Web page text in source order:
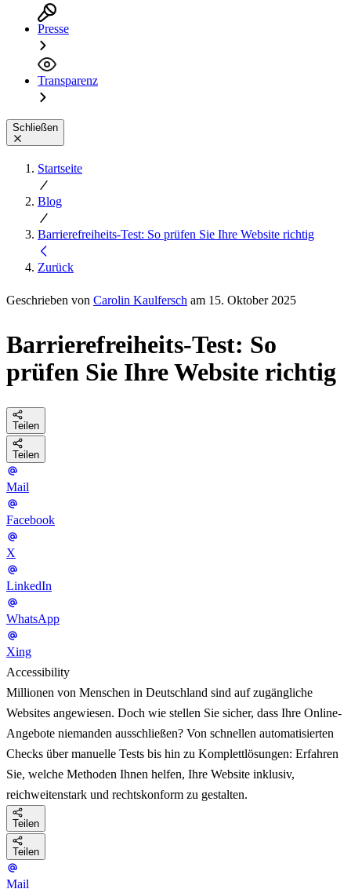
Presse
Transparenz
Schließen
Startseite
Blog
Barrierefreiheits-Test: So prüfen Sie Ihre Website richtig
Zurück
Geschrieben von Carolin Kaulfersch am 15. Oktober 2025
Barrierefreiheits-Test: So
prüfen Sie Ihre Website richtig
Teilen
Teilen
Mail
Facebook
X
LinkedIn
WhatsApp
Xing
Accessibility
Millionen von Menschen in Deutschland sind auf zugängliche
Websites angewiesen. Doch wie stellen Sie sicher, dass Ihre Online-
Angebote niemanden ausschließen? Von schnellen automatisierten
Checks über manuelle Tests bis hin zu Komplettlösungen: Erfahren
Sie, welche Methoden Ihnen helfen, Ihre Website inklusiv,
reichweitenstark und rechtskonform zu gestalten.
Teilen
Teilen
Mail